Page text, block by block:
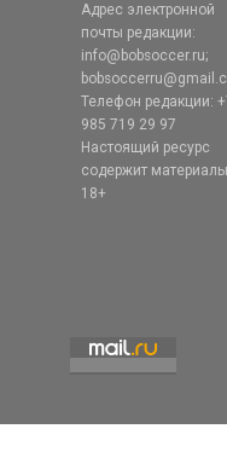
Адрес электронной
почты редакции:
info@bobsoccer.ru;
Телефон редакции:
985 719 29 97
Настоящий ресурс
содержит
18+